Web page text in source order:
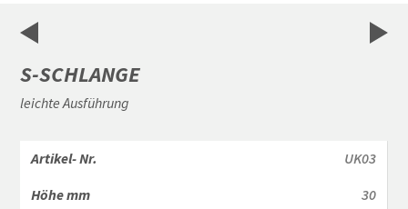
S-SCHLANGE
leichte Ausführung
UK03
30